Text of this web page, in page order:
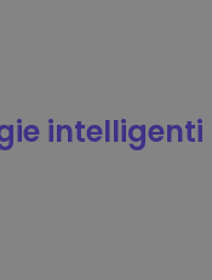
intelligenti